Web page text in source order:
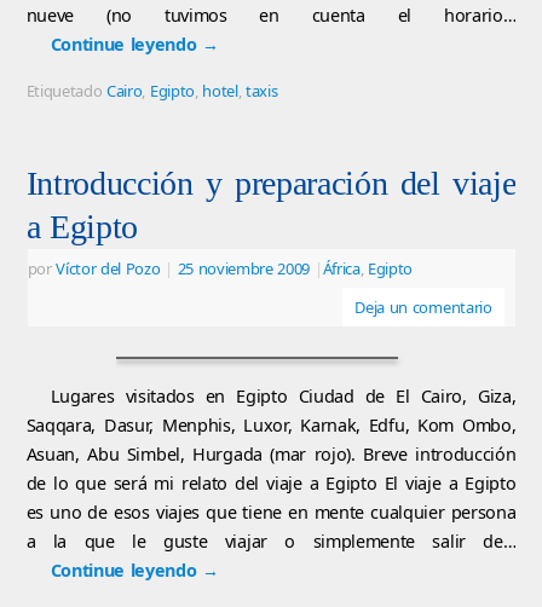
nueve (no tuvimos en cuenta el horario…
Continue leyendo →
EtiquetadoCairo, Egipto, hotel,taxis
Introducción y preparación del viaje
a Egipto
porVíctor del Pozo | 25 noviembre 2009 |África, Egipto
Deja un comentario
Lugares visitados en Egipto Ciudad de El Cairo, Giza,
Saqqara, Dasur, Menphis, Luxor, Karnak, Edfu, Kom Ombo,
Asuan, Abu Simbel, Hurgada (mar rojo). Breve introducción
de lo que será mi relato del viaje a Egipto El viaje a Egipto
es uno de esos viajes que tiene en mente cualquier persona
a la que le guste viajar o simplemente salir de…
Continue leyendo →